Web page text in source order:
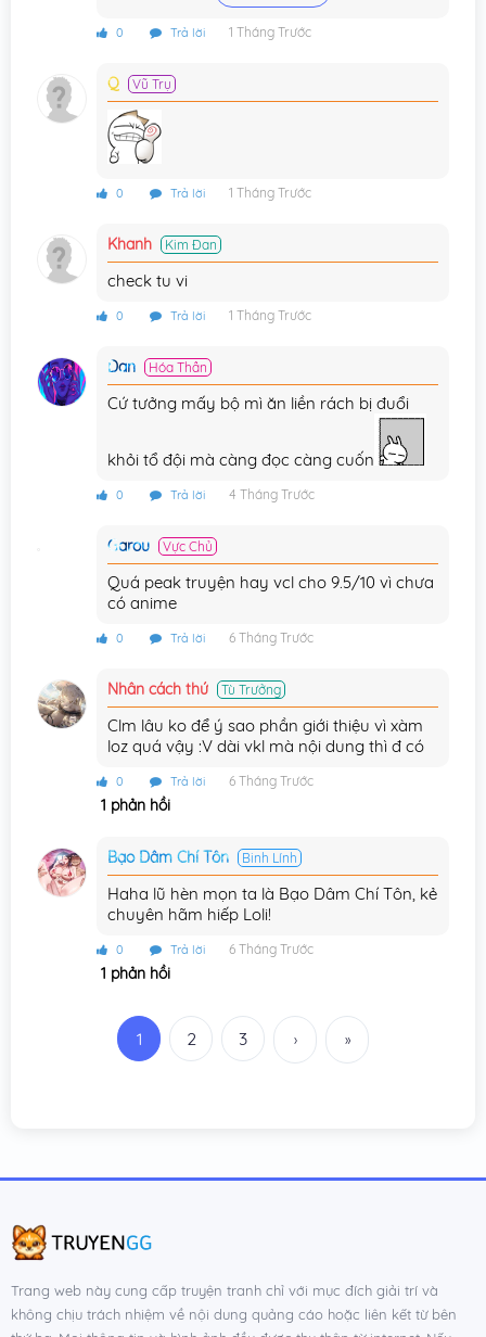
Chương 7
Chương 6
Chương 3 20/10/2025
0 Trả lời 1 Tháng Trước
Q Vũ Trụ
0 Trả lời 1 Tháng Trước
Khanh Kim Đan
check tu vi
0 Trả lời 1 Tháng Trước
Dan Hóa Thần
Cứ tưởng mấy bộ mì ăn liền rách bị đuổi
khỏi tổ đội mà càng đọc càng cuốn
0 Trả lời 4 Tháng Trước
Garou Vực Chủ
Quá peak truyện hay vcl cho 9.5/10 vì chưa
có anime
0 Trả lời 6 Tháng Trước
Nhân cách thứ Tù Trưởng
Clm lâu ko để ý sao phần giới thiệu vì xàm
loz quá vậy :V dài vkl mà nội dung thì đ có
0 Trả lời 6 Tháng Trước
1 phản hồi
Bạo Dâm Chí Tôn Binh Lính
Haha lũ hèn mọn ta là Bạo Dâm Chí Tôn, kẻ
chuyên hãm hiếp Loli!
0 Trả lời 6 Tháng Trước
1 phản hồi
1 2 3 › »
Trang web này cung cấp truyện tranh chỉ với mục đích giải trí và
không chịu trách nhiệm về nội dung quảng cáo hoặc liên kết từ bên